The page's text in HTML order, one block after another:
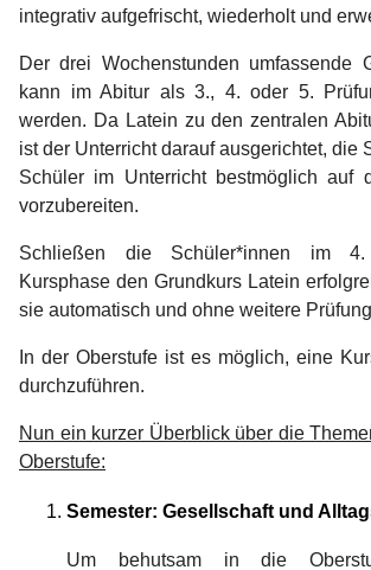
integrativ aufgefrischt, wiederholt und
Der drei Wochenstunden umfassende
kann im Abitur als 3., 4. oder 5.
werden. Da Latein zu den zentralen
ist der Unterricht darauf ausgerichtet, die
Schüler im Unterricht bestmöglich auf
vorzubereiten.
Schließen die Schüler*innen im
Kursphase den Grundkurs Latein
sie automatisch und ohne weitere
In der Oberstufe ist es möglich, eine
durchzuführen.
Nun ein kurzer Überblick über die
Oberstufe:
Semester: Gesellschaft und
Um behutsam in die